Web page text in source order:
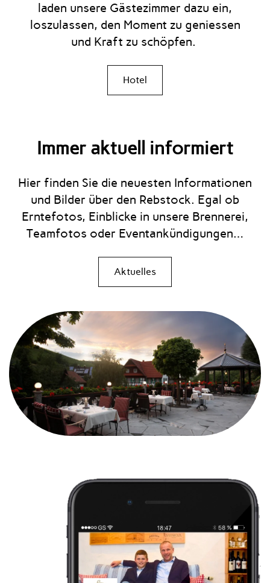
laden unsere Gästezimmer dazu ein,
loszulassen, den Moment zu geniessen
und Kraft zu schöpfen.
Hotel
Immer aktuell informiert
Hier finden Sie die neuesten Informationen
und Bilder über den Rebstock. Egal ob
Erntefotos, Einblicke in unsere Brennerei,
Teamfotos oder Eventankündigungen…
Aktuelles